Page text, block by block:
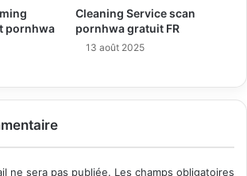
pornhwa
Cleaning Service scan
pornhwa gratuit FR
13 août 2025
ne sera pas publiée. Les champs obligatoires